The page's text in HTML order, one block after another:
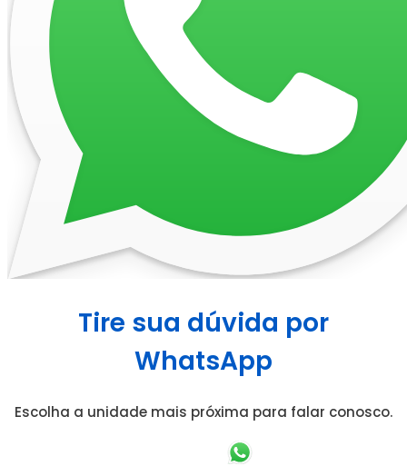
Tire sua dúvida por
WhatsApp
Escolha a unidade mais próxima para falar conosco.